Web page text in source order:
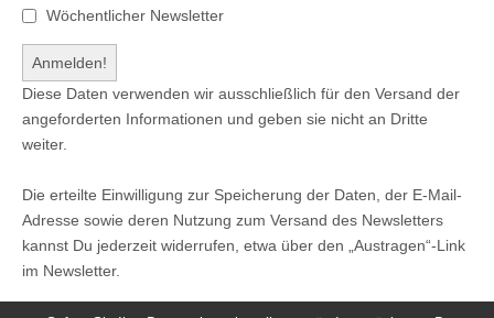
Wöchentlicher Newsletter
Diese Daten verwenden wir ausschließlich für den Versand der
angeforderten Informationen und geben sie nicht an Dritte
weiter.
Die erteilte Einwilligung zur Speicherung der Daten, der E-Mail-
Adresse sowie deren Nutzung zum Versand des Newsletters
kannst Du jederzeit widerrufen, etwa über den „Austragen“-Link
im Newsletter.